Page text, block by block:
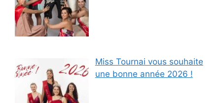
Miss Tournai vous souhaite
une bonne année 2026 !